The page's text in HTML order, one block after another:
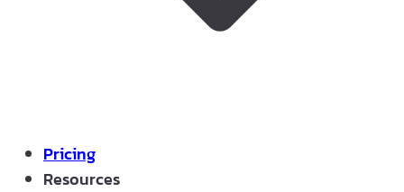
Pricing
Resources